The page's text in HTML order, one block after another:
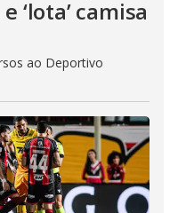
‘lota’ camisa
ao Deportivo